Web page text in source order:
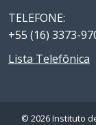
TELEFONE:
+55 (16) 3373-
Lista Telefônica
© 2026 Instituto